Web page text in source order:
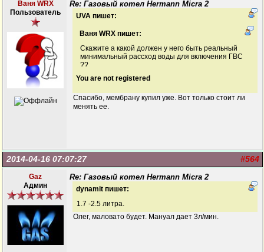
Ваня WRX
Пользователь
Re: Газовый котел Hermann Micra 2
UVA пишет:
Ваня WRX пишет:
Скажите а какой должен у него быть реальный
минимальный рассход воды для включения ГВС
??
You are not registered
Спасибо, мембрану купил уже. Вот только стоит ли
менять ее.
#564
2014-04-16 07:07:27
Gaz
Админ
Re: Газовый котел Hermann Micra 2
dynamit пишет:
1.7 -2.5 литра.
Олег, маловато будет. Мануал дает 3л/мин.